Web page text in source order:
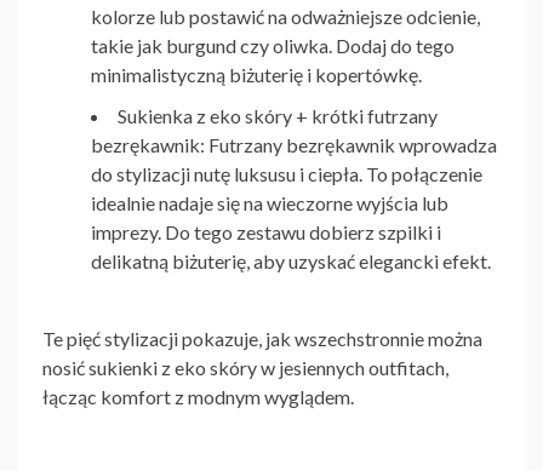
kolorze lub postawić na odważniejsze odcienie,
takie jak burgund czy oliwka. Dodaj do tego
minimalistyczną biżuterię i kopertówkę.
Sukienka z eko skóry + krótki futrzany
bezrękawnik: Futrzany bezrękawnik wprowadza
do stylizacji nutę luksusu i ciepła. To połączenie
idealnie nadaje się na wieczorne wyjścia lub
imprezy. Do tego zestawu dobierz szpilki i
delikatną biżuterię, aby uzyskać elegancki efekt.
Te pięć stylizacji pokazuje, jak wszechstronnie można
nosić sukienki z eko skóry w jesiennych outfitach,
łącząc komfort z modnym wyglądem.